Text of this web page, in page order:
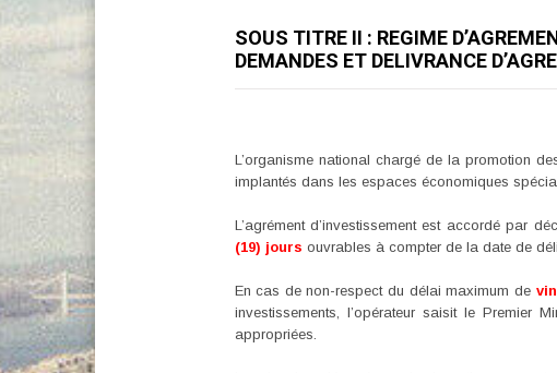
SOUS TITRE II : REGIME
DEMANDES ET DELIVRANCE
L’organisme national chargé de la promotion
implantés dans les espaces économiques
L’agrément d’investissement est accordé par
(19) jours ouvrables à compter de la date de
En cas de non-respect du délai maximum de
investissements, l’opérateur saisit le Premier
appropriées.